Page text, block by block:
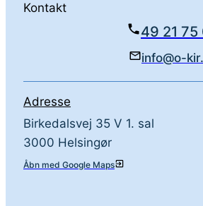
Kontakt
49 21 75
info@o-
Adresse
Birkedalsvej 35 V 1. sal
3000 Helsingør
Åbn med Google Maps